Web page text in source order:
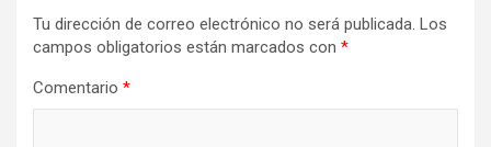
Tu dirección de correo electrónico no será publicada. Los
campos obligatorios están marcados con *
Comentario *